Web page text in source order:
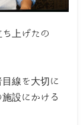
上げたの
線を大切に
設にかける